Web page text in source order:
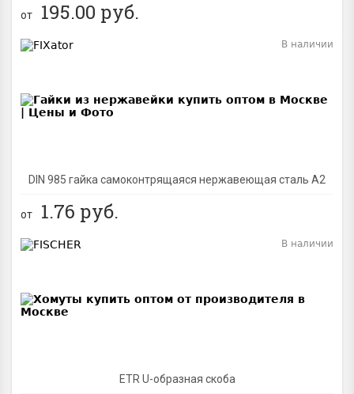
от 195.00 руб.
DIN 985 гайка самоконтрящаяся нержавеющая сталь A2
В наличии
от 1.76 руб.
ETR U-образная скоба
В наличии